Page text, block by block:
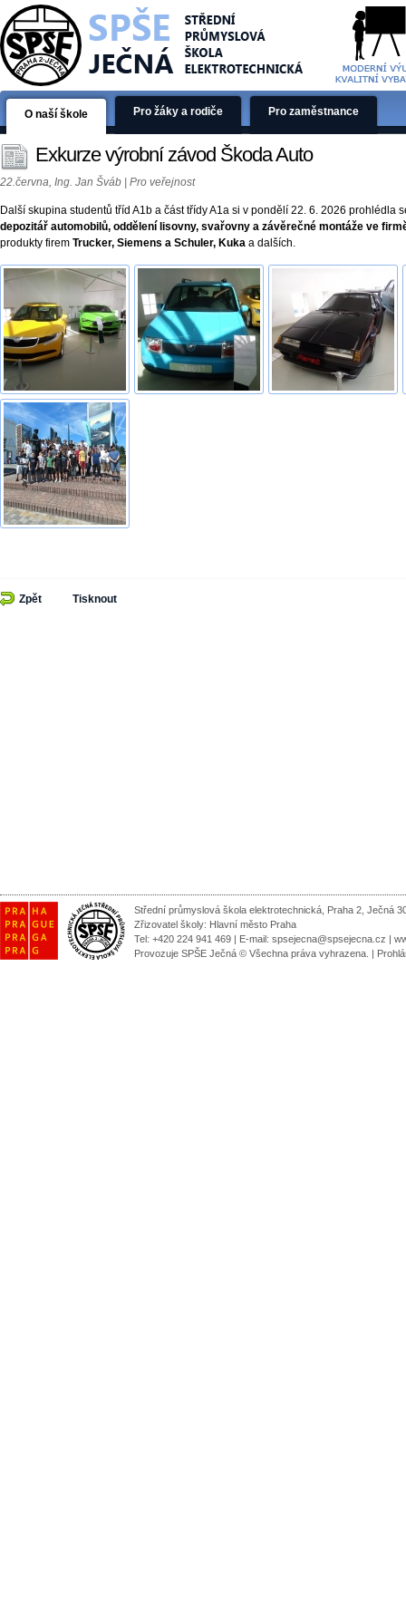
O naší škole Pro žáky a rodiče Pro zaměstnance
Exkurze výrobní závod Škoda Auto
22.června, Ing. Jan Šváb | Pro veřejnost
Další skupina studentů tříd A1b a část třídy A1a si v pondělí 22. 6. 2026 prohlédla
depozitář automobilů, oddělení lisovny, svařovny a závěrečné montáže ve
produkty firem Trucker, Siemens a Schuler, Kuka a dalších.
Zpět Tisknout
Střední průmyslová škola elektrotechnická, Praha 2, Ječná
Zřizovatel školy: Hlavní město Praha
Tel: +420 224 941 469 | E-mail: spsejecna@spsejecna.cz |
Provozuje SPŠE Ječná © Všechna práva vyhrazena. |